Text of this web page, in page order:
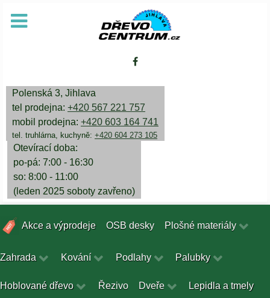
Polenská 3, Jihlava
tel prodejna: +420 567 221 757
mobil prodejna: +420 603 164 741
tel. truhlárna, kuchyně: +420 604 273 105
Otevírací doba:
po-pá: 7:00 - 16:30
so: 8:00 - 11:00
(leden 2025 soboty zavřeno)
Akce a výprodeje OSB desky Plošné materiály
Zahrada Kování Podlahy Palubky
Hoblované dřevo Řezivo Dveře Lepidla a tmely